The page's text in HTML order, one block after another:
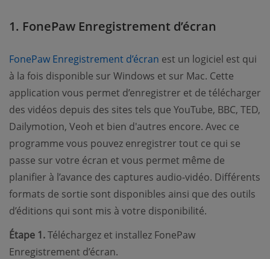
1. FonePaw Enregistrement d’écran
FonePaw Enregistrement d’écran (opens new window)
est un logiciel est qui
à la fois disponible sur Windows et sur Mac. Cette
application vous permet d’enregistrer et de télécharger
des vidéos depuis des sites tels que YouTube, BBC, TED,
Dailymotion, Veoh et bien d'autres encore. Avec ce
programme vous pouvez enregistrer tout ce qui se
passe sur votre écran et vous permet même de
planifier à l’avance des captures audio-vidéo. Différents
formats de sortie sont disponibles ainsi que des outils
d’éditions qui sont mis à votre disponibilité.
Étape 1.Téléchargez et installez FonePaw
Enregistrement d’écran.